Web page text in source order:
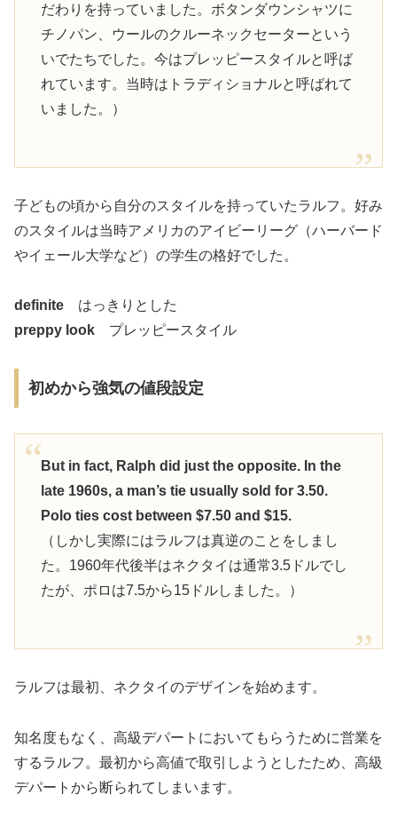
だわりを持っていました。ボタンダウンシャツに
チノパン、ウールのクルーネックセーターという
いでたちでした。今はプレッピースタイルと呼ば
れています。当時はトラディショナルと呼ばれて
いました。）
子どもの頃から自分のスタイルを持っていたラルフ。好み
のスタイルは当時アメリカのアイビーリーグ（ハーバード
やイェール大学など）の学生の格好でした。
definite はっきりとした
preppy look プレッピースタイル
初めから強気の値段設定
But in fact, Ralph did just the opposite. In the
late 1960s, a man’s tie usually sold for 3.50.
Polo ties cost between $7.50 and $15.
（しかし実際にはラルフは真逆のことをしまし
た。1960年代後半はネクタイは通常3.5ドルでし
たが、ポロは7.5から15ドルしました。）
ラルフは最初、ネクタイのデザインを始めます。
知名度もなく、高級デパートにおいてもらうために営業を
するラルフ。最初から高値で取引しようとしたため、高級
デパートから断られてしまいます。